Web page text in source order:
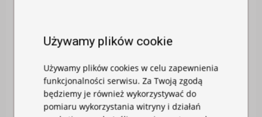
ŚCIANA BOCZNA 2M Z DRZWIAMI
Używamy plików cookie
Używamy plików cookies w celu zapewnienia
funkcjonalności serwisu. Za Twoją zgodą
będziemy je również wykorzystywać do
pomiaru wykorzystania witryny i działań